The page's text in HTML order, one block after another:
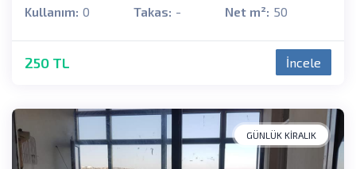
Kullanım: 0 Takas: - Net m²: 50
250 TL İncele
GÜNLÜK KIRALIK